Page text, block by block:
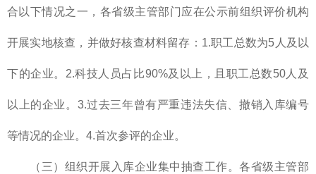
合以下情况之一，各省级主管部门应在公示前组织评价机构
开展实地核查，并做好核查材料留存：1.职工总数为5人及以
下的企业。2.科技人员占比90%及以上，且职工总数50人及
以上的企业。3.过去三年曾有严重违法失信、撤销入库编号
等情况的企业。4.首次参评的企业。
（三）组织开展入库企业集中抽查工作。各省级主管部